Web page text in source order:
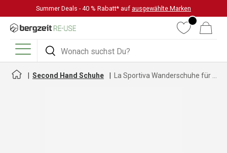
DIREKT ZUM INHALT
Summer Deals - 40 % Rabatt* auf ausgewählte Marken
Suchen
Suchen
WunschlisteWarenkorb
Menü
Second Hand Schuhe